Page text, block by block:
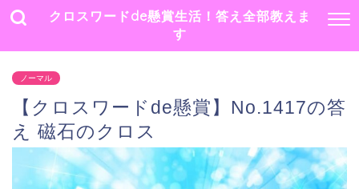
クロスワードde懸賞生活！答え全部教えま
す
ノーマル
【クロスワードde懸賞】No.1417の答
え 磁石のクロス